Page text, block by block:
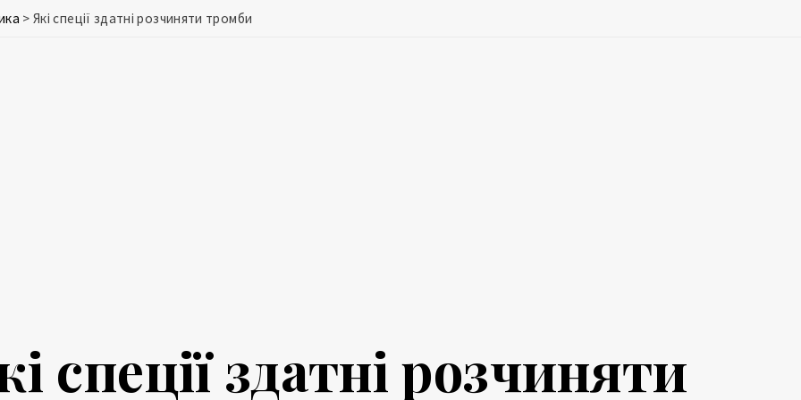
> Які спеції здатні розчиняти тромби
спеції здатні розчиняти